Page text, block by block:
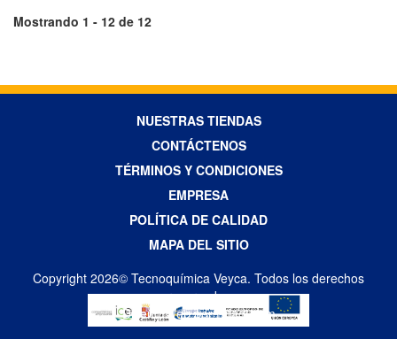
Mostrando 1 - 12 de 12
NUESTRAS TIENDAS
CONTÁCTENOS
TÉRMINOS Y CONDICIONES
EMPRESA
POLÍTICA DE CALIDAD
MAPA DEL SITIO
Copyright 2026© Tecnoquímica Veyca. Todos los derechos
reservados
Diseño Web por Difadi.com